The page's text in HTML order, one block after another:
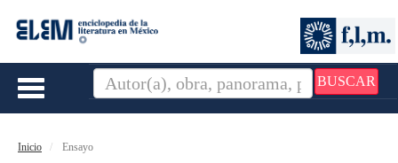
BUSCAR
Toggle
Inicio Ensayo